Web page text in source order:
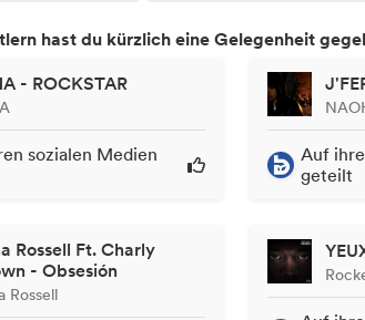
hast du kürzlich eine Gelegenheit
- ROCKSTAR
sozialen Medien
Auf
geteilt
Rossell Ft. Charly
- Obsesión
Rossell